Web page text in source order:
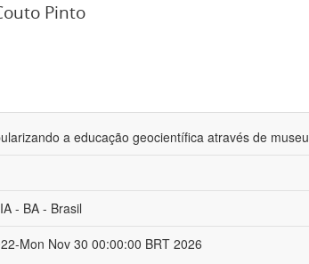
Pinto
a educação geocientífica através de
- BA - Brasil
Mon Nov 30 00:00:00 BRT 2026